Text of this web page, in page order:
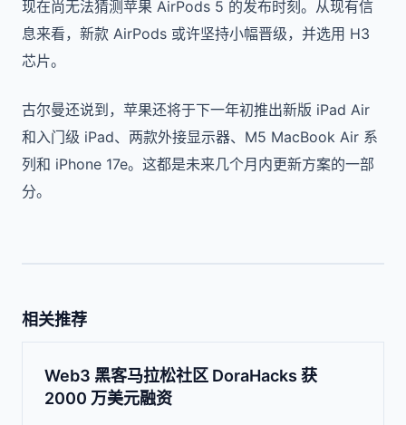
现在尚无法猜测苹果 AirPods 5 的发布时刻。从现有信
息来看，新款 AirPods 或许坚持小幅晋级，并选用 H3
芯片。
古尔曼还说到，苹果还将于下一年初推出新版 iPad Air
和入门级 iPad、两款外接显示器、M5 MacBook Air 系
列和 iPhone 17e。这都是未来几个月内更新方案的一部
分。
相关推荐
Web3 黑客马拉松社区 DoraHacks 获
2000 万美元融资